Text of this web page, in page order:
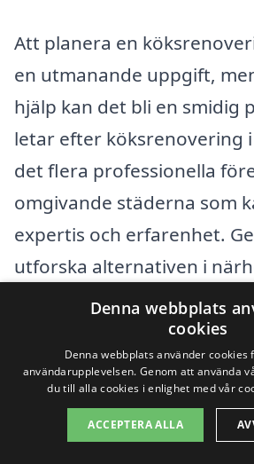
Att planera en
en utmanande uppgift,
hjälp kan det bli en smidig
letar efter köksrenovering
det flera professionella
omgivande städerna som
expertis och erfarenhet.
utforska alternativen i
lättare hitta det bästa
renoveringsprojekt.
Några av de närliggande
kan hitta skickliga
Denna webbplats
cookies
Denna webbplats använder
användarupplevelsen. Genom att använda
du till alla cookies i enlighet med vår
ACCEPTERA ALLA